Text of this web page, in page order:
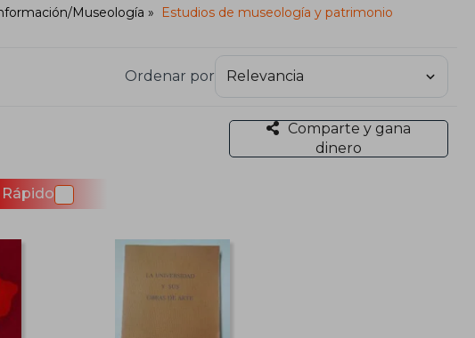
Museología Estudios de museología y patrimonio
Ordenar por
Comparte y gana
dinero
Rápido